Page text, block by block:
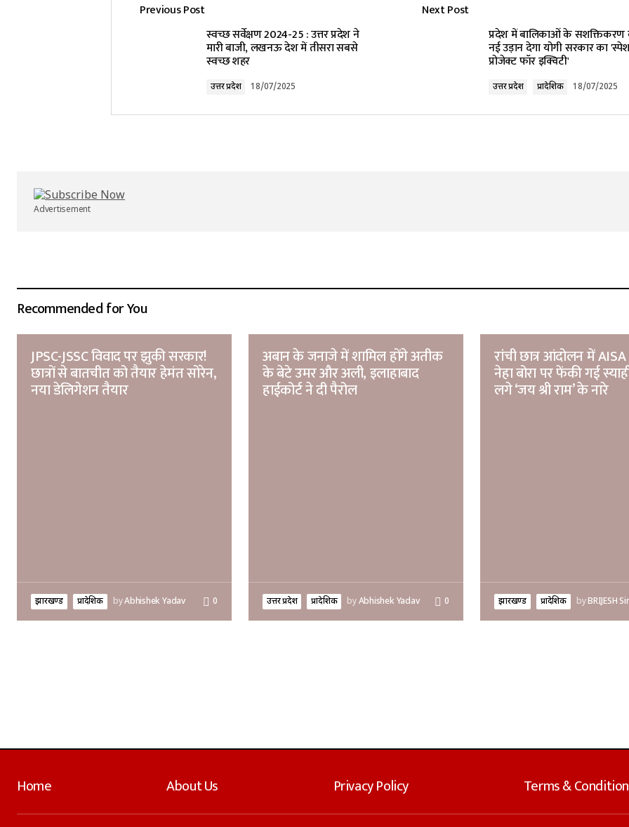
Your email address will not be published. Required fields are marked
Previous Post
स्वच्छ सर्वेक्षण 2024-25 : उत्तर प्रदेश ने
मारी बाजी, लखनऊ देश में तीसरा सबसे
स्वच्छ शहर
उत्तर प्रदेश 18/07/2025
Next Post
प्रदेश में बालिकाओं के सशक्तिकरण
नई उड़ान देगा योगी सरकार का
प्रोजेक्ट फॉर इक्विटी'
उत्तर प्रदेश प्रादेशिक 18/07/2025
Advertisement
Recommended for You
JPSC-JSSC विवाद पर झुकी सरकार!
छात्रों से बातचीत को तैयार हेमंत सोरेन,
नया डेलिगेशन तैयार
झारखण्ड प्रादेशिक byAbhishek Yadav 0
अबान के जनाजे में शामिल होंगे अतीक
के बेटे उमर और अली, इलाहाबाद
हाईकोर्ट ने दी पैरोल
उत्तर प्रदेश प्रादेशिक byAbhishek Yadav 0
रांची छात्र आंदोलन में
नेहा बोरा पर फेंकी गई
लगे ‘जय श्री राम’ के नारे
झारखण्ड प्रादेशिक byBRIJESH
Home About Us Privacy Policy Terms &